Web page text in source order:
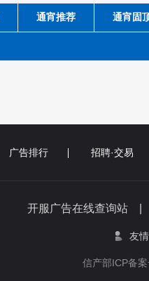
通宵推荐 通宵固
广告排行 招聘·交易
开服广告在线查询站
友
信产部ICP备